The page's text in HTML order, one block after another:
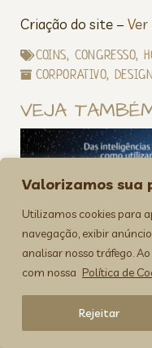
Valorizamos sua
Utilizamos cookies para
navegação, exibir
analisar nosso tráfego.
com nossa Política de
Rejeitar
Criação do site – Ver
COINS,CONGRESSO,
CORPORATIVO,
VEJA
COINS 2019